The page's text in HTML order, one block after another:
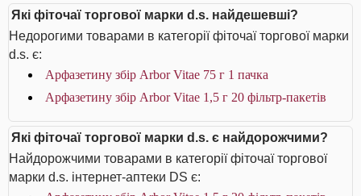
Які фіточаї торгової марки d.s. найдешевші?
Недорогими товарами в категорії фіточаї торгової марки
d.s. є:
Арфазетину збір Arbor Vitae 75 г 1 пачка
Арфазетину збір Arbor Vitae 1,5 г 20 фільтр-пакетів
Які фіточаї торгової марки d.s. є найдорожчими?
Найдорожчими товарами в категорії фіточаї торгової
марки d.s. інтернет-аптеки DS є: